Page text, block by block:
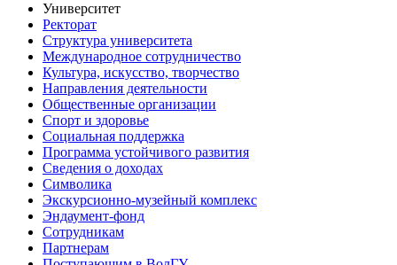
Университет
Ректорат
Структура университета
Международное сотрудничество
Культура, искусство, творчество
Направления деятельности
Общественные организации
Спорт и здоровье
Социальная поддержка
Программа устойчивого развития
Сведения о доходах
Символика
Экскурсионно-музейный комплекс
Эндаумент-фонд
Сотрудникам
Партнерам